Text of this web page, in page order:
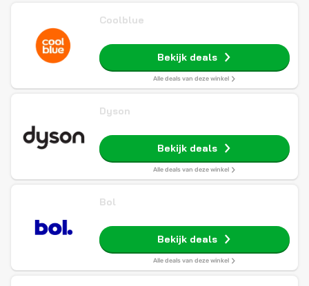
Coolblue
Bekijk deals
Alle deals van deze winkel
Dyson
Bekijk deals
Alle deals van deze winkel
Bol
Bekijk deals
Alle deals van deze winkel